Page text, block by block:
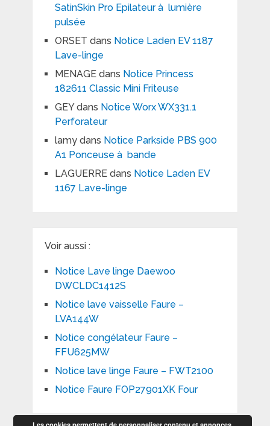
SatinSkin Pro Epilateur à lumière
pulsée
ORSET dans Notice Laden EV 1187
Lave-linge
MENAGEdans Notice Princess
182611 Classic Mini Friteuse
GEYdans Notice Worx WX331.1
Perforateur
lamydans Notice Parkside PBS 900
A1 Ponceuse à bande
LAGUERREdans Notice Laden EV
1167 Lave-linge
Voir aussi :
Notice Lave linge Daewoo
DWCLDC1412S
Notice lave vaisselle Faure –
LVA144W
Notice congélateur Faure –
FFU625MW
Notice lave linge Faure – FWT2100
Notice Faure FOP27901XK Four